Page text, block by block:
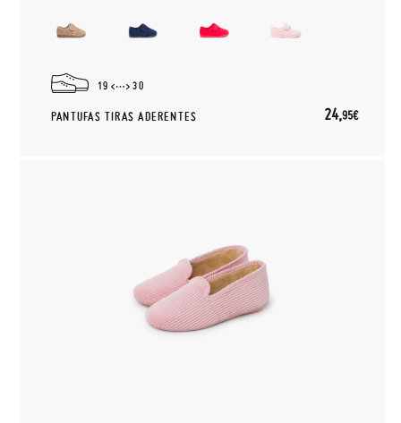
19 30
PANTUFAS TIRAS ADERENTES 24,95€